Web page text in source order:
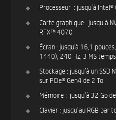
Processeur : jusqu’à
Carte graphique : jusqu’à
RTX™ 4070
Écran : jusqu'à 16,1
1440), 240 Hz, 3 MS
Stockage : jusqu’à un SSD
sur PCIe® Gen4 de 2 To
Mémoire : jusqu’à 32 Go
Clavier : jusqu’au RGB par